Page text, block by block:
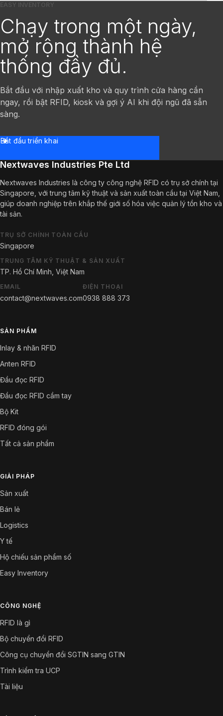
EASY INVENTORY
Chạy trong một ngày,
mở rộng thành hệ
thống đầy đủ.
Bắt đầu với nhập xuất kho và quy trình cửa hàng cần
ngay, rồi bật RFID, kiosk và gợi ý AI khi đội ngũ đã sẵn
sàng.
Bắt đầu triển khai
Nextwaves Industries Pte Ltd
Nextwaves Industries là công ty công nghệ RFID có trụ sở chính tại
Singapore, với trung tâm kỹ thuật và sản xuất toàn cầu tại Việt Nam,
giúp doanh nghiệp trên khắp thế giới số hóa việc quản lý tồn kho và
tài sản.
TRỤ SỞ CHÍNH TOÀN CẦU
Singapore
TRUNG TÂM KỸ THUẬT & SẢN XUẤT
TP. Hồ Chí Minh, Việt Nam
EMAIL
contact@nextwaves.com
ĐIỆN THOẠI
0938 888 373
SẢN PHẨM
Inlay & nhãn RFID
Anten RFID
Đầu đọc RFID
Đầu đọc RFID cầm tay
Bộ Kit
RFID đóng gói
Tất cả sản phẩm
GIẢI PHÁP
Sản xuất
Bán lẻ
Logistics
Y tế
Hộ chiếu sản phẩm số
Easy Inventory
CÔNG NGHỆ
RFID là gì
Bộ chuyển đổi RFID
Công cụ chuyển đổi SGTIN sang GTIN
Trình kiểm tra UCP
Tài liệu